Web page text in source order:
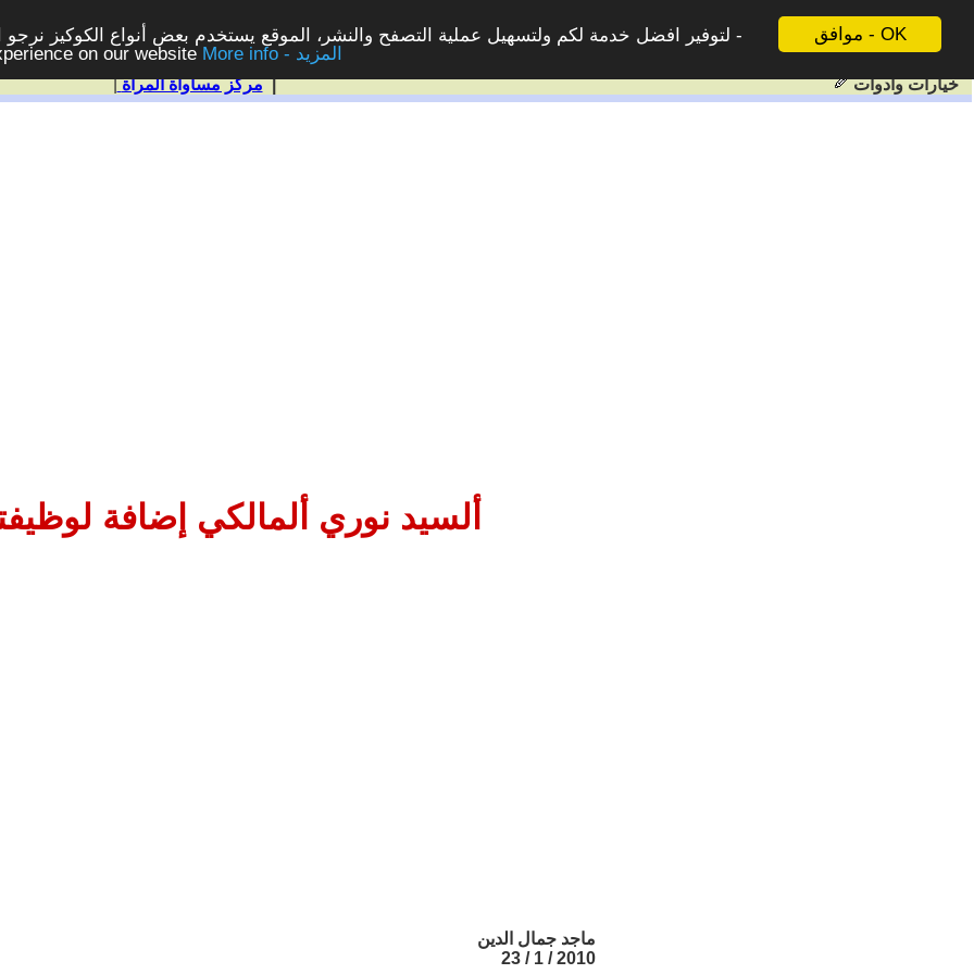
موافق - OK
لتوفير افضل خدمة لكم ولتسهيل عملية التصفح والنشر، الموقع يستخدم بعض أنواع الكوكيز
on our website
More info - المزيد
| مركز مساواة المرأة| خيارات وادوات
ألسيد نوري ألمالكي إضافة
ماجد جمال الدين
2010 / 1 / 23